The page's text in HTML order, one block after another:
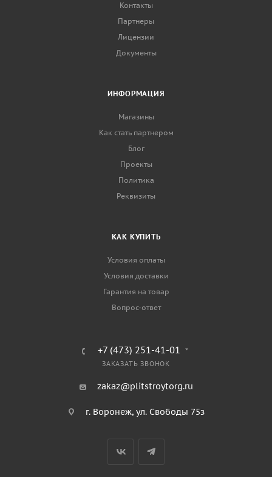
Контакты
Партнеры
Лицензии
Документы
ИНФОРМАЦИЯ
Магазины
Как стать партнером
Блог
Проекты
Политика
Реквизиты
КАК КУПИТЬ
Условия оплаты
Условия доставки
Гарантия на товар
Вопрос-ответ
+7 (473) 251-41-01
ЗАКАЗАТЬ ЗВОНОК
zakaz@plitstroytorg.ru
г. Воронеж, ул. Свободы 75з